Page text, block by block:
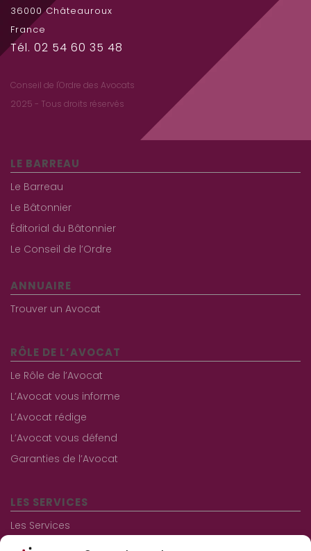
36000 Châteauroux
France
Tél. 02 54 60 35 48
Conseil de l'Ordre des Avocats
2025 - Tous droits réservés
LE BARREAU
Le Barreau
Le Bâtonnier
Éditorial du Bâtonnier
Le Conseil de l’Ordre
ANNUAIRE
Trouver un Avocat
RÔLE DE L’AVOCAT
Le Rôle de l’Avocat
L’Avocat vous informe
L’Avocat rédige
L’Avocat vous défend
Garanties de l’Avocat
LES SERVICES
Les Services
Les consultations gratuites